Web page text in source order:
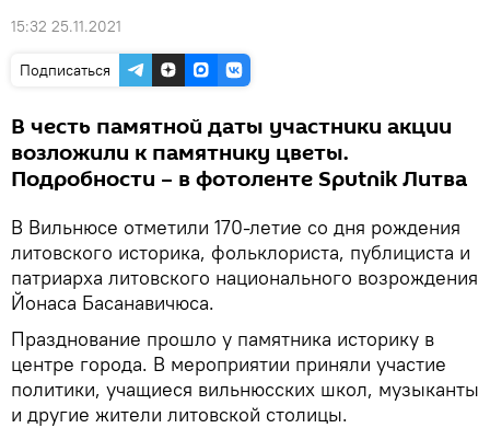
15:32 25.11.2021
Подписаться
В честь памятной даты участники акции
возложили к памятнику цветы.
Подробности – в фотоленте Sputnik Литва
В Вильнюсе отметили 170-летие со дня рождения
литовского историка, фольклориста, публициста и
патриарха литовского национального возрождения
Йонаса Басанавичюса.
Празднование прошло у памятника историку в
центре города. В мероприятии приняли участие
политики, учащиеся вильнюсских школ, музыканты
и другие жители литовской столицы.